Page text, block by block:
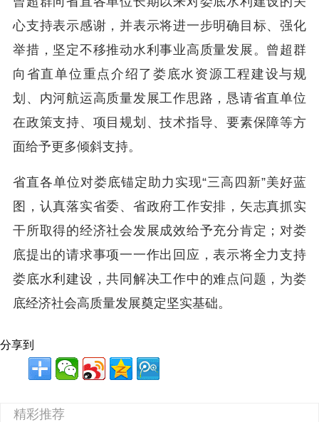
心支持表示感谢，并表示将进一步明确目标、强化
举措，坚定不移推动水利事业高质量发展。曾超群
向 省直单位重点介绍了娄底水资源工程建设与规
划、内河航运高质量发展工作思路，恳请省直单位
在政策支持、项目规划、技术指导、要素保障等方
面给予更多倾斜支持。
省直各单位对娄底锚定助力实现“三高四新”美好蓝
图，认真落实省委、省政府工作安排，矢志真抓实
干所取得的经济社会发展成效给予充分肯定；对娄
底提出的请求事项一一作出回应，表示将全力支持
娄底水利建设，共同解决工作中的难点问题，为娄
底经济社会高质量发展奠定坚实基础。
分享到
精彩推荐